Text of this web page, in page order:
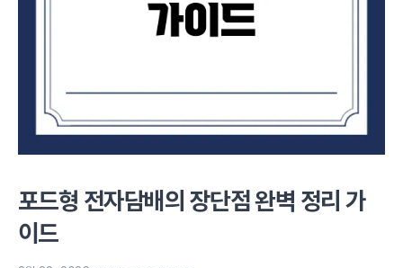
포드형 전자담배의 장단점 완벽 정리 가
이드